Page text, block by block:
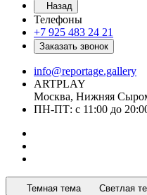
Назад
Телефоны
+7 925 483 24 21
Заказать звонок
info@reportage.gallery
ARTPLAY
Москва, Нижняя
ПН-ПТ: с 11:00 до
Темная тема Светлая